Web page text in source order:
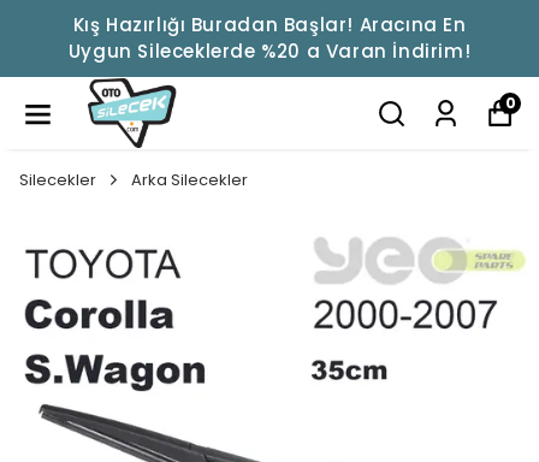
Kış Hazırlığı Buradan Başlar! Aracına En
Uygun Sileceklerde %20 a Varan İndirim!
0
Silecekler Arka Silecekler